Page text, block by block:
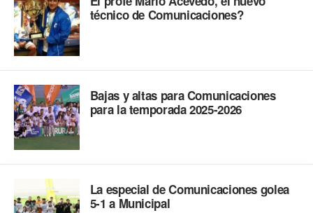
técnico de Comunicaciones?
Bajas y altas para Comunicaciones
para la temporada 2025-2026
La especial de Comunicaciones golea
5-1 a Municipal